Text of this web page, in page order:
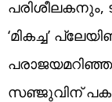
പരിശീലകനും,
‘മികച്ച’
സഞ്ജുവിന്